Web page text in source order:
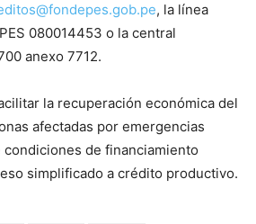
, la línea
080014453 o la central
anexo 7712.
la recuperación económica del
afectadas por emergencias
de financiamiento
simplificado a crédito productivo.